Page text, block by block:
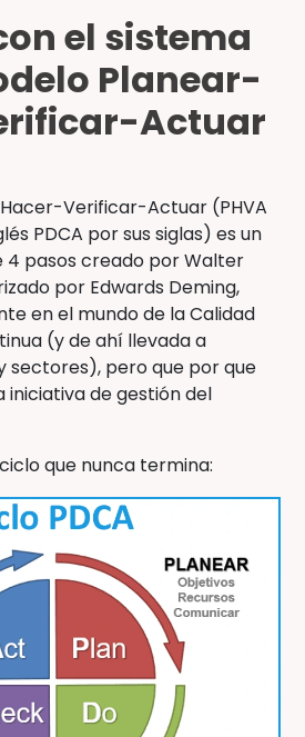
el sistema
Planear-
Actuar
Verificar-Actuar (PHVA
PDCA por sus siglas) es un
4 pasos creado por Walter
por Edwards Deming,
en el mundo de la Calidad
(y de ahí llevada a
sectores), pero que por que
iniciativa de gestión del
que nunca termina: